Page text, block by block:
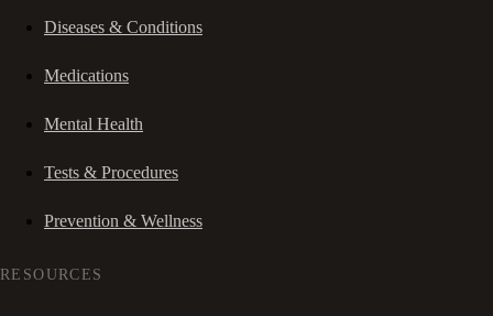
Diseases & Conditions
Medications
Mental Health
Tests & Procedures
Prevention & Wellness
RESOURCES